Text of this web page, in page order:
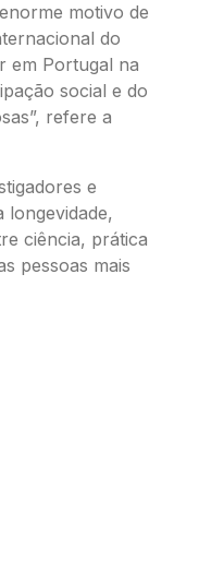
motivo de
do
em Portugal na
social e do
refere a
e
longevidade,
ciência, prática
pessoas mais